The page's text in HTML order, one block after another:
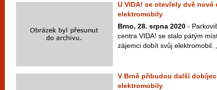
U VIDA! se otevřely dvě
elektromobily
Brno, 28. srpna 2020 -
centra VIDA! se stalo pátým
zájemci dobít svůj elektromobil.
V Brně přibudou další
elektromobily